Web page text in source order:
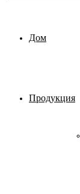
Дом
Продукция